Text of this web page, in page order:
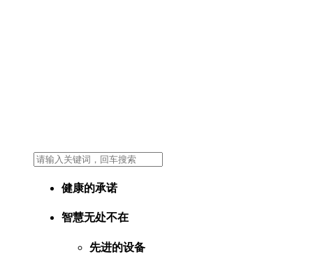
健康的承诺
智慧无处不在
先进的设备